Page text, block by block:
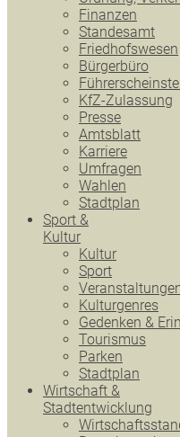
Finanzen
Standesamt
Friedhofswesen
Bürgerbüro
KfZ-Zulassung
Presse
Amtsblatt
Karriere
Umfragen
Wahlen
Stadtplan
Sport &
Kultur
Kultur
Sport
Kulturgenres
Gedenken &
Tourismus
Parken
Stadtplan
Wirtschaft &
Stadtentwicklung